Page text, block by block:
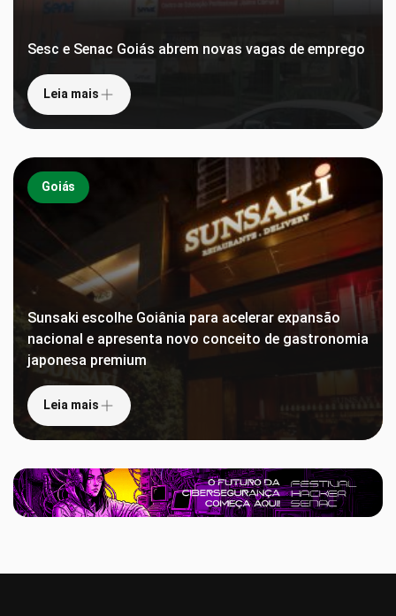
Sesc e Senac Goiás abrem novas vagas de emprego
Leia mais
Goiás
Sunsaki escolhe Goiânia para acelerar expansão
nacional e apresenta novo conceito de gastronomia
japonesa premium
Leia mais